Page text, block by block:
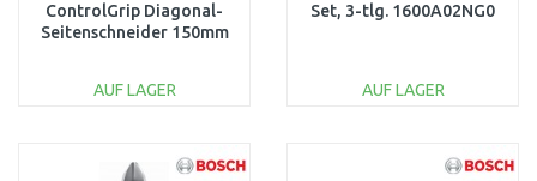
ControlGrip Diagonal-
Seitenschneider 150mm
AUF LAGER
Set, 3-tlg. 1600A02NG0
AUF LAGER